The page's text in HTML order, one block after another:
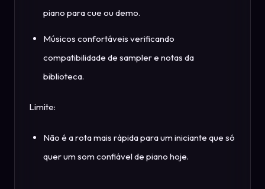
piano para cue ou demo.
Músicos confortáveis verificando
compatibilidade de sampler e notas da
biblioteca.
Limite:
Não é a rota mais rápida para um iniciante que só
quer um som confiável de piano hoje.